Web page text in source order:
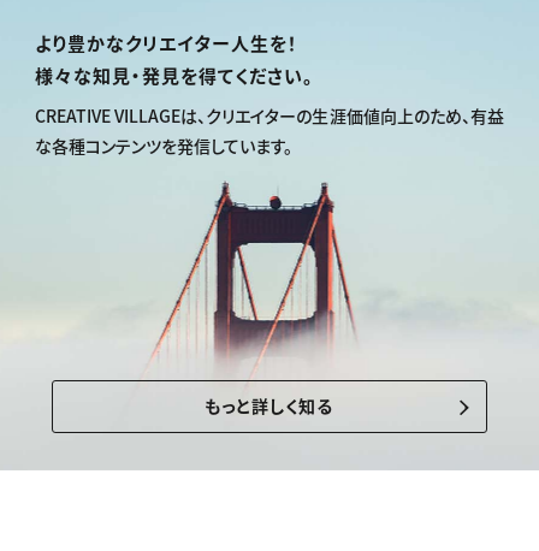
より豊かなクリエイター人生を！
様々な知見・発見を得てください。
CREATIVE VILLAGEは、 クリエイターの生涯価値向上のため、有益
な各種コンテンツを発信しています。
もっと詳しく知る